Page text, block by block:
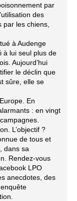
par
des
les chiens,
à Audenge
à lui seul plus de
Aujourd’hui
le déclin que
sûre, elle se
En
: en vingt
L’objectif ?
de tous et
dans sa
Rendez-vous
LPO
anecdotes, des